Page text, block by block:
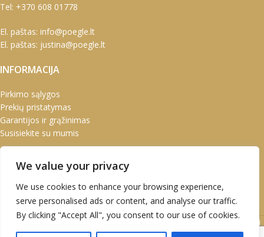
We value your privacy
We use cookies to enhance your browsing experience,
serve personalised ads or content, and analyse our traffic.
By clicking "Accept All", you consent to our use of cookies.
Tel: +370 608 01778
El. paštas: info@poegle.lt
El. paštas: justina@poegle.lt
INFORMACIJA
Pirkimo sąlygos
Prekių pristatymas
Garantijos ir grąžinimas
Susisiekite su mumis
Paskyra
UAB Marškinėlis © 2020 Atvirukai | Prabangūs atvirukai | Kalėdiniai
atvirukai | Kalendoriai | Verslo dovanos